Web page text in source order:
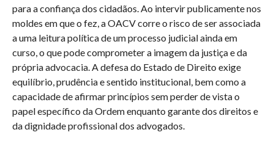
para a confiança dos cidadãos. Ao intervir publicamente nos
moldes em que o fez, a OACV corre o risco de ser associada
a uma leitura política de um processo judicial ainda em
curso, o que pode comprometer a imagem da justiça e da
própria advocacia. A defesa do Estado de Direito exige
equilíbrio, prudência e sentido institucional, bem como a
capacidade de afirmar princípios sem perder de vista o
papel específico da Ordem enquanto garante dos direitos e
da dignidade profissional dos advogados.